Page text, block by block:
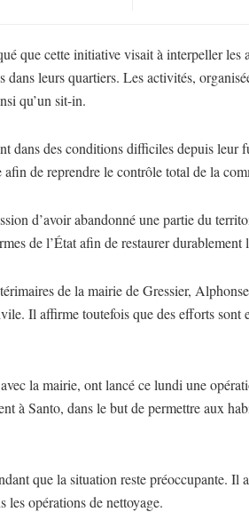
que cette initiative visait à interpeller les
dans leurs quartiers. Les activités,
qu’un sit-in.
dans des conditions difficiles depuis leur
de reprendre le contrôle total de la
d’avoir abandonné une partie du
de l’État afin de restaurer durablement
de la mairie de Gressier,
Il affirme toutefois que des efforts sont
la mairie, ont lancé ce lundi une
à Santo, dans le but de permettre aux
que la situation reste préoccupante. Il
les opérations de nettoyage.